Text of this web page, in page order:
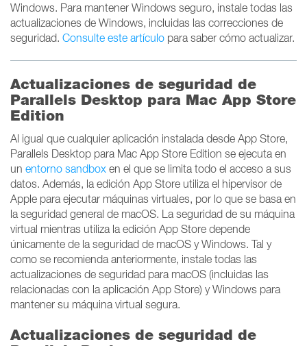
Windows. Para mantener Windows seguro, instale todas las
actualizaciones de Windows, incluidas las correcciones de
seguridad. Consulte este artículo para saber cómo actualizar.
Actualizaciones de seguridad de
Parallels Desktop para Mac App Store
Edition
Al igual que cualquier aplicación instalada desde App Store,
Parallels Desktop para Mac App Store Edition se ejecuta en
un entorno sandbox en el que se limita todo el acceso a sus
datos. Además, la edición App Store utiliza el hipervisor de
Apple para ejecutar máquinas virtuales, por lo que se basa en
la seguridad general de macOS. La seguridad de su máquina
virtual mientras utiliza la edición App Store depende
únicamente de la seguridad de macOS y Windows. Tal y
como se recomienda anteriormente, instale todas las
actualizaciones de seguridad para macOS (incluidas las
relacionadas con la aplicación App Store) y Windows para
mantener su máquina virtual segura.
Actualizaciones de seguridad de